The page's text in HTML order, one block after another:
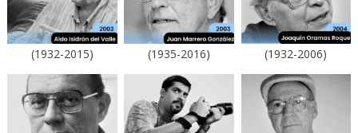
(1932-2015) (1935-2016) (1932-2006)